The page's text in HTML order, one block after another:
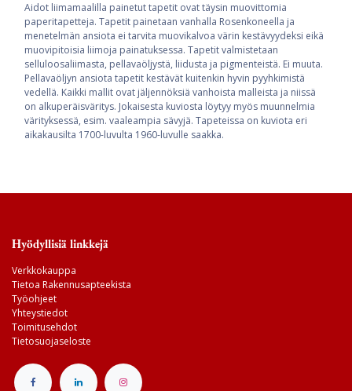
Aidot liimamaalilla painetut tapetit ovat täysin muovittomia
paperitapetteja. Tapetit painetaan vanhalla Rosenkoneella ja
menetelmän ansiota ei tarvita muovikalvoa värin kestävyydeksi eikä
muovipitoisia liimoja painatuksessa. Tapetit valmistetaan
selluloosaliimasta, pellavaöljystä, liidusta ja pigmenteistä. Ei muuta.
Pellavaöljyn ansiota tapetit kestävät kuitenkin hyvin pyyhkimistä
vedellä. Kaikki mallit ovat jäljennöksiä vanhoista malleista ja niissä
on alkuperäisväritys. Jokaisesta kuviosta löytyy myös muunnelmia
värityksessä, esim. vaaleampia sävyjä. Tapeteissa on kuviota eri
aikakausilta 1700-luvulta 1960-luvulle saakka.
Hyödyllisiä linkkejä
Verkkokauppa
Tietoa Rakennusapteekista
Työohjeet
Yhteystiedot
Toimitusehdot
Tietosuojaseloste